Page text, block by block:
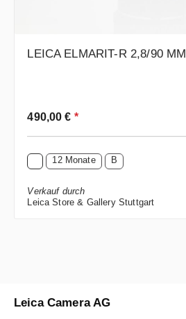
LEICA ELMARIT-R 2,8/90 MM
Regulärer Preis:
490,00 € *
12 Monate B
Verkauf durch
Leica Store & Gallery Stuttgart
Leica Camera AG